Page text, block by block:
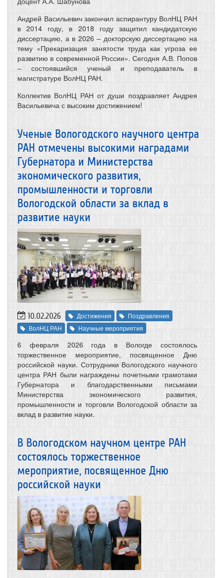
Андрей Васильевич закончил аспирантуру ВолНЦ РАН
в 2014 году, в 2018 году защитил кандидатскую
диссертацию, а в 2026 – докторскую диссертацию на
тему «Прекаризация занятости труда как угроза ее
развитию в современной России». Сегодня А.В. Попов
– состоявшийся ученый и преподаватель в
магистратуре ВолНЦ РАН.
Коллектив ВолНЦ РАН от души поздравляет Андрея
Васильевича с высоким достижением!
Ученые Вологодского научного центра
РАН отмечены высокими наградами
Губернатора и Министерства
экономического развития,
промышленности и торговли
Вологодской области за вклад в
развитие науки
10.02.2026 Достижения
Поздравления
ВолНЦ РАН
Научные мероприятия
6 февраля 2026 года в Вологде состоялось
торжественное мероприятие, посвященное Дню
российской науки. Сотрудники Вологодского научного
центра РАН были награждены почетными грамотами
Губернатора и благодарственными письмами
Министерства экономического развития,
промышленности и торговли Вологодской области за
вклад в развитие науки.
В Вологодском научном центре РАН
состоялось торжественное
мероприятие, посвященное Дню
российской науки